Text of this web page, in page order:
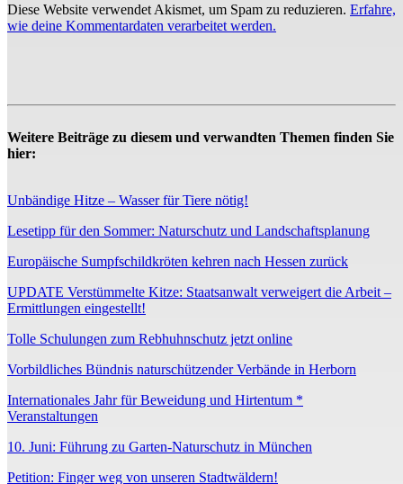
Diese Website verwendet Akismet, um Spam zu reduzieren. Erfahre,
wie deine Kommentardaten verarbeitet werden.
Weitere Beiträge zu diesem und verwandten Themen finden Sie
hier:
Unbändige Hitze – Wasser für Tiere nötig!
Lesetipp für den Sommer: Naturschutz und Landschaftsplanung
Europäische Sumpfschildkröten kehren nach Hessen zurück
UPDATE Verstümmelte Kitze: Staatsanwalt verweigert die Arbeit –
Ermittlungen eingestellt!
Tolle Schulungen zum Rebhuhnschutz jetzt online
Vorbildliches Bündnis naturschützender Verbände in Herborn
Internationales Jahr für Beweidung und Hirtentum *
Veranstaltungen
10. Juni: Führung zu Garten-Naturschutz in München
Petition: Finger weg von unseren Stadtwäldern!